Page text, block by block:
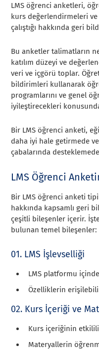
LMS öğrenci anketleri,
kurs değerlendirmeleri
çalıştığı hakkında geri
Bu anketler talimatların
katılım düzeyi ve
veri ve içgörü toplar.
bildirimleri kullanarak
programlarını ve genel
iyileştirecekleri
Bir LMS öğrenci anketi,
daha iyi hale getirmede
çabalarında
LMS Öğrenci
Bir LMS öğrenci anketi
hakkında kapsamlı geri
çeşitli bileşenler içerir.
bulunan temel bileşenler:
01. LMS İşlevselliği
LMS platformu
Özelliklerin
02. Kurs İçeriği ve
Kurs içeriğinin
Materyallerin